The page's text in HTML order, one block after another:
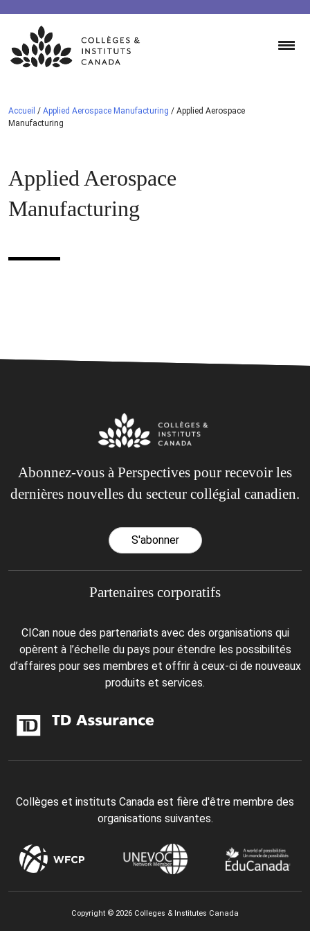
Skip
content
Accueil / Applied Aerospace Manufacturing / Applied Aerospace
Manufacturing
Applied Aerospace
Manufacturing
Abonnez-vous à Perspectives pour recevoir les
dernières nouvelles du secteur collégial canadien.
S'abonner
Partenaires corporatifs
CICan noue des partenariats avec des organisations qui
opèrent à l’échelle du pays pour étendre les possibilités
d’affaires pour ses membres et offrir à ceux-ci de nouveaux
produits et services.
Collèges et instituts Canada est fière d'être membre des
organisations suivantes.
Copyright © 2026 Colleges & Institutes Canada